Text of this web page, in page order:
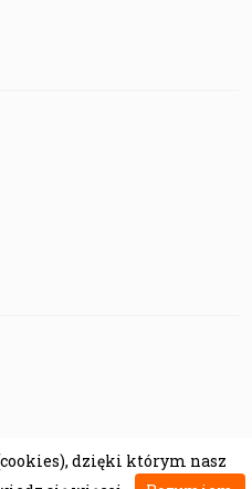
Polityka cookies
dzięki którym nasz